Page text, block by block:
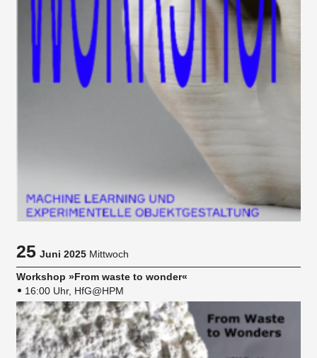
25Juni 2025 Mittwoch
Workshop »From waste to wonder«
16:00 Uhr, HfG@HPM